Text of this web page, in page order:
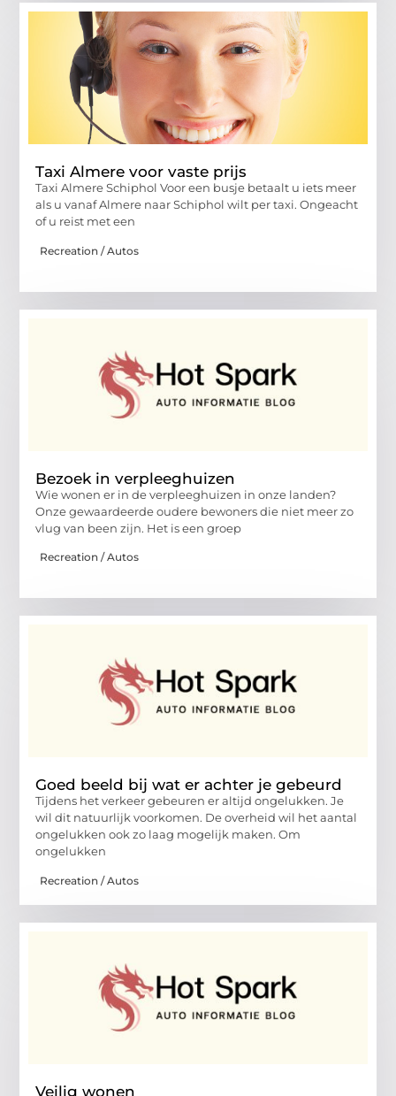
Taxi Almere voor vaste prijs
Taxi Almere Schiphol Voor een busje betaalt u iets meer
als u vanaf Almere naar Schiphol wilt per taxi. Ongeacht
of u reist met een
Recreation / Autos
Bezoek in verpleeghuizen
Wie wonen er in de verpleeghuizen in onze landen?
Onze gewaardeerde oudere bewoners die niet meer zo
vlug van been zijn. Het is een groep
Recreation / Autos
Goed beeld bij wat er achter je gebeurd
Tijdens het verkeer gebeuren er altijd ongelukken. Je
wil dit natuurlijk voorkomen. De overheid wil het aantal
ongelukken ook zo laag mogelijk maken. Om
ongelukken
Recreation / Autos
Veilig wonen